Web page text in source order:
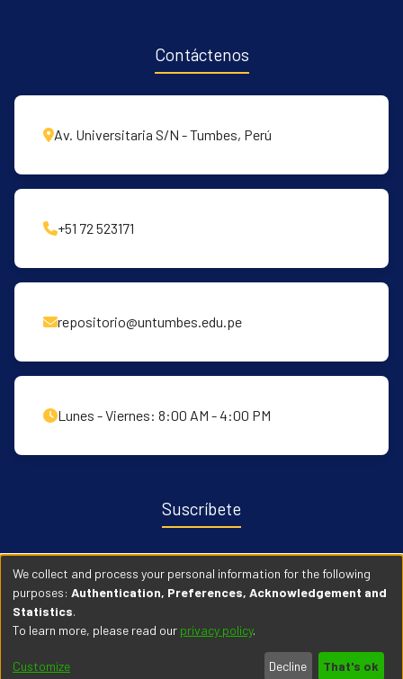
Contáctenos
Av. Universitaria S/N - Tumbes, Perú
+51 72 523171
repositorio@untumbes.edu.pe
Lunes - Viernes: 8:00 AM - 4:00 PM
Suscríbete
Recibe notificaciones sobre nuevas publicaciones y eventos
relacionados con el repositorio. ingresa Aqui →
We collect and process your personal information for the following
purposes: Authentication, Preferences, Acknowledgement and
Statistics.
To learn more, please read our privacy policy.
Customize Decline That's ok